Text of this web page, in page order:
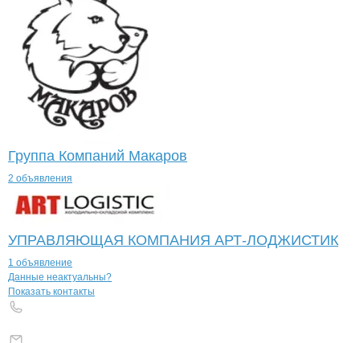
Группа Компаний Макаров
2 объявления
УПРАВЛЯЮЩАЯ КОМПАНИЯ АРТ-ЛОДЖИСТИК
1 объявление
Контактыкомпании
+7(800)000-00-..
Данные неактуальны?
Показать контакты